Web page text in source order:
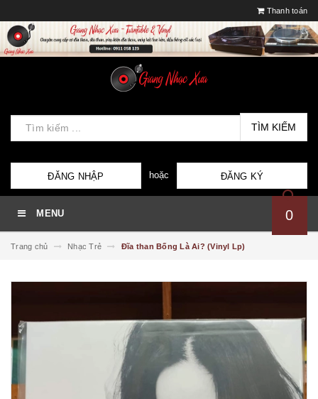
Thanh toán
TÌM KIẾM
ĐĂNG NHẬP hoặc ĐĂNG KÝ
MENU 0
Trang chủ Nhạc Trẻ Đĩa than Bống Là Ai? (Vinyl Lp)